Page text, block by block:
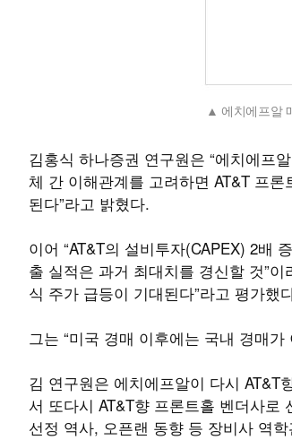
에치에프알
김홍식 하나증권 연구원은 “에치에프
체 간 이해관계를 고려하면 AT&T 프
된다”라고 밝혔다.
이어 “AT&T의 설비투자(CAPEX) 2배
출 실적은 과거 최대치를 경신할 것”
식 주가 급등이 기대된다”라고 평가했
그는 “미국 경매 이후에는 국내 경매
김 연구원은 에치에프알이 다시 AT&T
서 또다시 AT&T향 프론트홀 벤더사로
선정 역사, 오픈랜 동향 등 장비사 역